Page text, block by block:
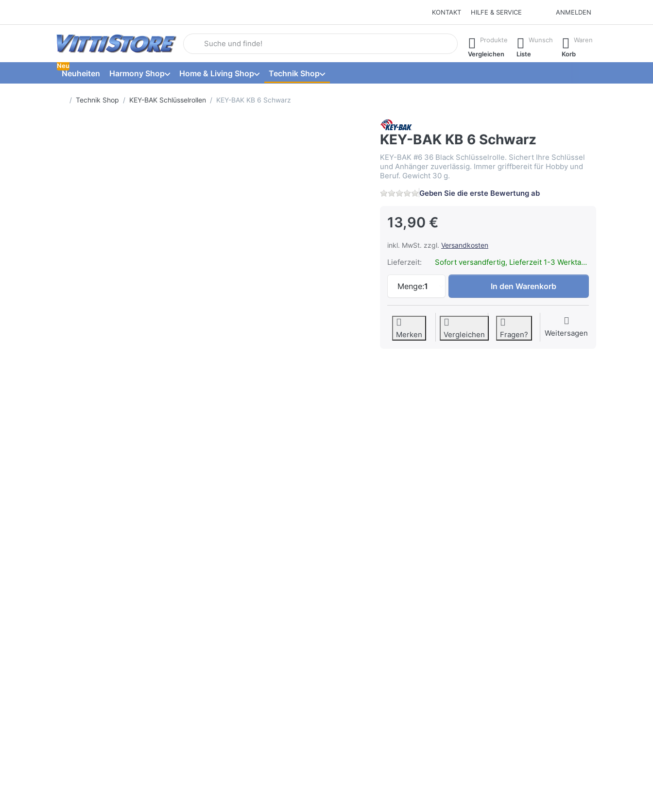
KONTAKT HILFE & SERVICE ANMELDEN
Geben Sie einen Suchbegriff ein. Während Sie tippen, erscheinen automatisch erste Ergebnisse. Drücken Sie die Eingabetaste, um alle
Produkte
Vergleichen
Wunsch
Liste
Waren
Korb
Neuheiten
Neu
Harmony Shop Home & Living Shop Technik Shop
Startseite
Technik Shop KEY-BAK Schlüsselrollen KEY-BAK KB 6 Schwarz
KEY-BAK KB 6 Schwarz
KEY-BAK #6 36 Black Schlüsselrolle. Sichert Ihre Schlüssel
und Anhänger zuverlässig. Immer griffbereit für Hobby und
Beruf. Gewicht 30 g.
Geben Sie die erste Bewertung ab
13,90 €
inkl. MwSt. zzgl. Versandkosten
Lieferzeit: Sofort versandfertig, Lieferzeit 1-3 Werktage.
Menge:1
KEY-BAK KB 6 Schwarz zu 13,90 €, Menge 1.
In den Warenkorb
Merken Vergleichen Fragen? Weitersagen